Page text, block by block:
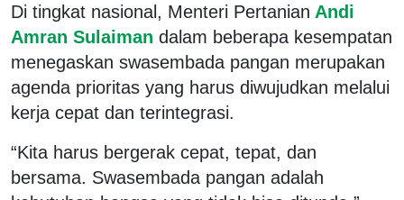
Di tingkat nasional, Menteri Pertanian Andi
Amran Sulaiman dalam beberapa kesempatan
menegaskan swasembada pangan merupakan
agenda prioritas yang harus diwujudkan melalui
kerja cepat dan terintegrasi.
“Kita harus bergerak cepat, tepat, dan
bersama. Swasembada pangan adalah